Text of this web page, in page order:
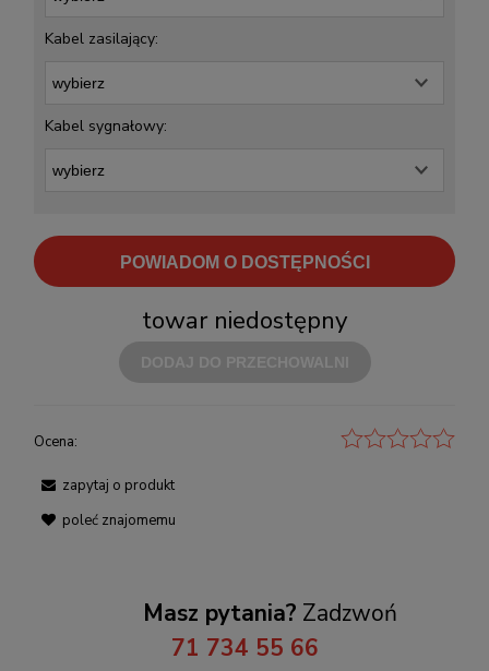
Kabel zasilający:
Kabel sygnałowy:
POWIADOM O DOSTĘPNOŚCI
towar niedostępny
Ocena:
zapytaj o produkt
poleć znajomemu
Masz pytania? Zadzwoń
71 734 55 66